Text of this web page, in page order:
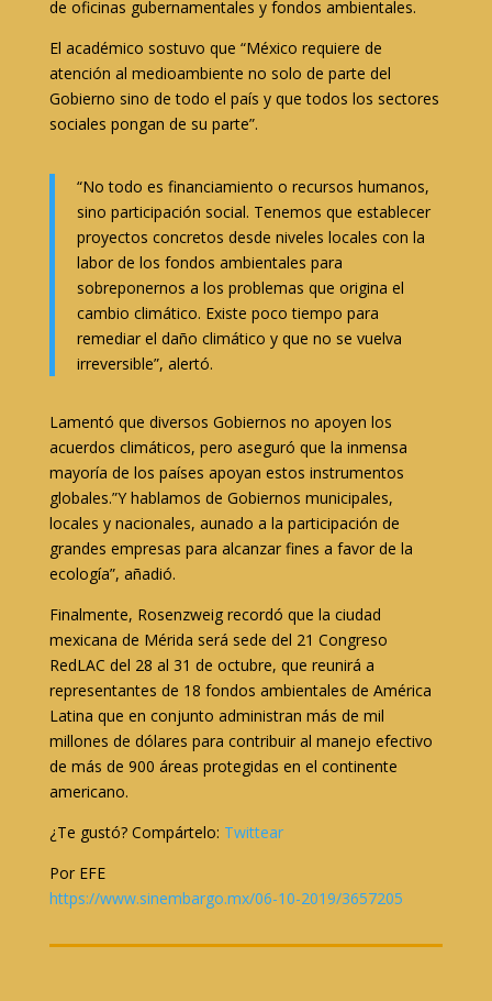
de oficinas gubernamentales y fondos ambientales.
El académico sostuvo que “México requiere de
atención al medioambiente no solo de parte del
Gobierno sino de todo el país y que todos los sectores
sociales pongan de su parte”.
“No todo es financiamiento o recursos humanos,
sino participación social. Tenemos que establecer
proyectos concretos desde niveles locales con la
labor de los fondos ambientales para
sobreponernos a los problemas que origina el
cambio climático. Existe poco tiempo para
remediar el daño climático y que no se vuelva
irreversible”, alertó.
Lamentó que diversos Gobiernos no apoyen los
acuerdos climáticos, pero aseguró que la inmensa
mayoría de los países apoyan estos instrumentos
globales.”Y hablamos de Gobiernos municipales,
locales y nacionales, aunado a la participación de
grandes empresas para alcanzar fines a favor de la
ecología”, añadió.
Finalmente, Rosenzweig recordó que la ciudad
mexicana de Mérida será sede del 21 Congreso
RedLAC del 28 al 31 de octubre, que reunirá a
representantes de 18 fondos ambientales de América
Latina que en conjunto administran más de mil
millones de dólares para contribuir al manejo efectivo
de más de 900 áreas protegidas en el continente
americano.
¿Te gustó? Compártelo: Twittear
Por EFE
https://www.sinembargo.mx/06-10-2019/3657205